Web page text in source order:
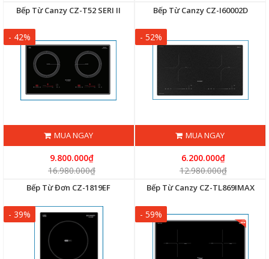
Bếp Từ Canzy CZ-T52 SERI II
- 42%
MUA NGAY
9.800.000₫
16.980.000₫
Bếp Từ Canzy CZ-I60002D
- 52%
MUA NGAY
6.200.000₫
12.980.000₫
Bếp Từ Đơn CZ-1819EF
- 39%
Bếp Từ Canzy CZ-TL869IMAX
- 59%